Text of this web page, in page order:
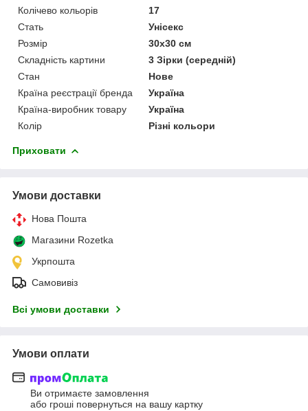
Колічево кольорів
17
Стать
Унісекс
Розмір
30х30 см
Складність картини
3 Зірки (середній)
Стан
Нове
Країна реєстрації бренда
Україна
Країна-виробник товару
Україна
Колір
Різні кольори
Приховати
Умови доставки
Нова Пошта
Магазини Rozetka
Укрпошта
Самовивіз
Всі умови доставки
Умови оплати
Ви отримаєте замовлення
або гроші повернуться на вашу картку